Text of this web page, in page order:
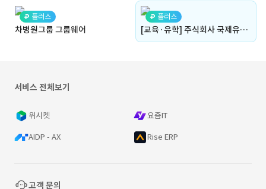
플러스
차병원그룹 그룹웨어
플러스
[교육·유학] 주식회사 국제유학원 IACANADA College 홈페이지 제작 (WordPress CMS & 브랜딩)
서비스 전체보기
위시켓 요즘IT
AIDP - AX Rise ERP
고객 문의